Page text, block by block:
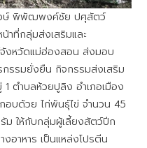
ษ์ พิพัฒพงค์ชัย ปศุสัตว์
าที่กลุ่มส่งเสริมและ
งหวัดแม่ฮ่องสอน ส่งมอบ
รรมยั่งยืน กิจกรรมส่งเสริม
ตำบลห้วยปูลิง อำเภอเมือง
บด้วย ไก่พันธุ์ไข่ จำนวน 45
รัม ให้กับกลุ่มผู้เลี้ยงสัตว์ปีก
อาหาร เป็นแหล่งโปรตีน